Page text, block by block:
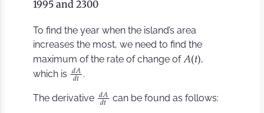
1995 and 2300
To find the year when the island’s area
increases the most, we need to find the
maximum of the rate of change of𝐴(𝑡),
which is 𝑑𝐴
𝑑𝑡
.
The derivative 𝑑𝐴
𝑑𝑡
can be found as follows: